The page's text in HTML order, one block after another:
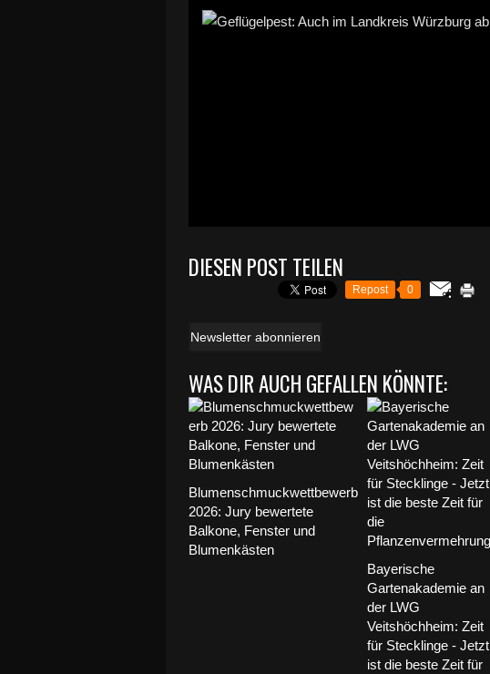
DIESEN POST TEILEN
Repost 0
Newsletter abonnieren
WAS DIR AUCH GEFALLEN KÖNNTE:
Blumenschmuckwettbewerb
2026: Jury bewertete
Balkone, Fenster und
Blumenkästen
Bayerische
Gartenakademie an
der LWG
Veitshöchheim: Zeit
für Stecklinge - Jetzt
ist die beste Zeit für